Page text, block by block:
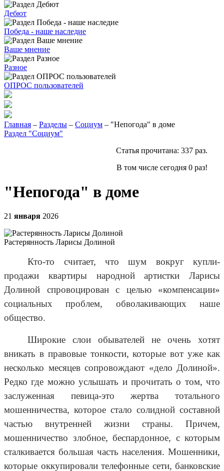
Дебют
Победа - наше наследие
Ваше мнение
Разное
ОПРОС пользователей
Главная – Разделы – Социум – "Непогода" в доме
Раздел "Социум"
Статья прочитана: 337 раз.
В том числе сегодня 0 раз!
"Непогода" в доме
21 января 2026
Растерянность Ларисы Долиной
Кто-то считает, что шум вокруг купли-
продажи квартиры народной артистки Ларисы
Долиной спровоцирован с целью «компенсации»
социальных проблем, обволакивающих наше
общество.
Широкие слои обывателей не очень хотят
вникать в правовые тонкости, которые вот уже как
несколько месяцев сопровождают «дело Долиной».
Редко где можно услышать и прочитать о том, что
заслуженная певица-это жертва тотального
мошенничества, которое стало солидной составной
частью внутренней жизни страны. Причем,
мошенничество злобное, беспардонное, с которым
сталкивается большая часть населения. Мошенники,
которые оккупировали телефонные сети, банковские